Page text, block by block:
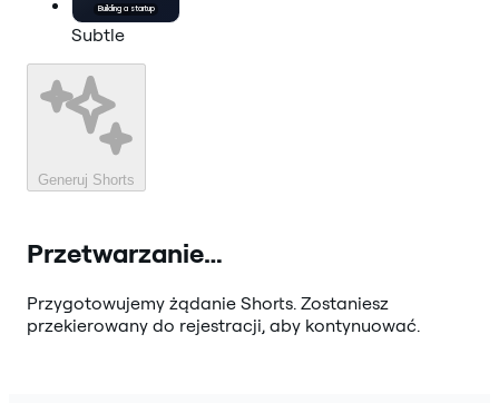
Building a startup
Subtle
Generuj Shorts
Przetwarzanie…
Przygotowujemy żądanie Shorts. Zostaniesz
przekierowany do rejestracji, aby kontynuować.